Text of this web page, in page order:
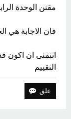
مقنن الوحدة
فان الاجابة هي
اتنمنى ان اكون
التقييم